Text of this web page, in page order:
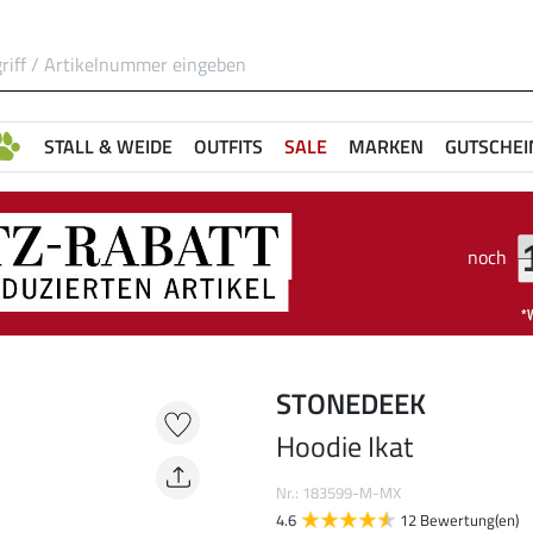
STALL & WEIDE OUTFITS SALE MARKEN
noch
STONEDEEK
Hoodie Ikat
Nr.: 183599-M-MX
4.6
12 Bewertung(en)